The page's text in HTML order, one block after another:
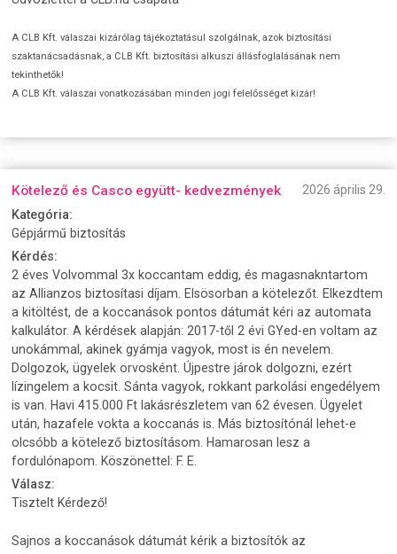
A CLB Kft. válaszai kizárólag tájékoztatásul szolgálnak, azok biztosítási
szaktanácsadásnak, a CLB Kft. biztosítási alkuszi állásfoglalásának nem
tekinthetők!
A CLB Kft. válaszai vonatkozásában minden jogi felelősséget kizár!
Kötelező és Casco együtt- kedvezmények
2026 április 29.
Kategória:
Gépjármű biztosítás
Kérdés:
2 éves Volvommal 3x koccantam eddig, és magasnakntartom
az Allianzos biztosítasi díjam. Elsösorban a kötelezőt. Elkezdtem
a kitöltést, de a koccanások pontos dátumát kéri az automata
kalkulátor. A kérdések alapján: 2017-től 2 évi GYed-en voltam az
unokámmal, akinek gyámja vagyok, most is én nevelem.
Dolgozok, ügyelek orvosként. Újpestre járok dolgozni, ezért
lízingelem a kocsit. Sánta vagyok, rokkant parkolási engedélyem
is van. Havi 415.000 Ft lakásrészletem van 62 évesen. Ügyelet
után, hazafele vokta a koccanás is. Más biztosítónál lehet-e
olcsóbb a kötelező biztosításom. Hamarosan lesz a
fordulónapom. Köszönettel: F. E.
Válasz:
Tisztelt Kérdező!
Sajnos a koccanások dátumát kérik a biztosítók az